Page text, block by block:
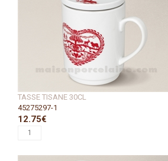
TASSE TISANE 30CL
45275297-1
12.75€